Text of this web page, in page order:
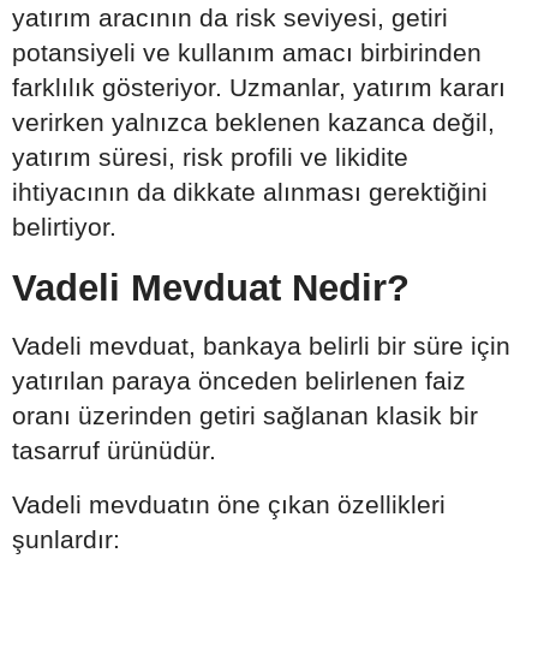
yatırım aracının da risk seviyesi, getiri
potansiyeli ve kullanım amacı birbirinden
farklılık gösteriyor. Uzmanlar, yatırım kararı
verirken yalnızca beklenen kazanca değil,
yatırım süresi, risk profili ve likidite
ihtiyacının da dikkate alınması gerektiğini
belirtiyor.
Vadeli Mevduat Nedir?
Vadeli mevduat, bankaya belirli bir süre için
yatırılan paraya önceden belirlenen faiz
oranı üzerinden getiri sağlanan klasik bir
tasarruf ürünüdür.
Vadeli mevduatın öne çıkan özellikleri
şunlardır: